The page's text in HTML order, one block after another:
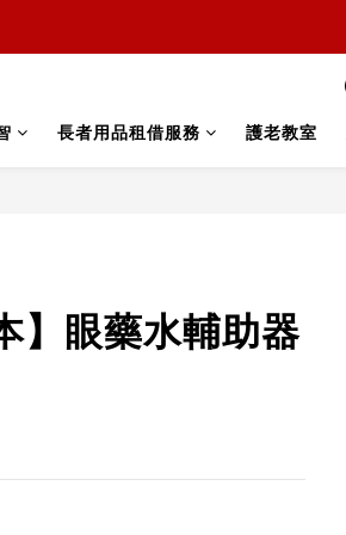
長者用品租借服務 護老教室
】眼藥水輔助器